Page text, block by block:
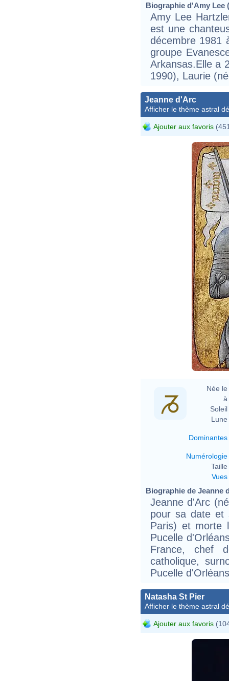
Biographie d'Amy Lee
Amy Lee
est une
décembre 1981
groupe
Arkansas.Elle a
1990), Laurie
Jeanne d'Arc
Afficher le thème astral
Ajouter aux favoris
Née le
à
Soleil
Lune
Dominantes
Numérologie
Taille
Vues
Biographie de Jeanne
Jeanne d'Arc
pour sa date et
Paris) et morte
Pucelle
France, chef
catholique,
Pucelle
Natasha St Pier
Afficher le thème astral
Ajouter aux favoris